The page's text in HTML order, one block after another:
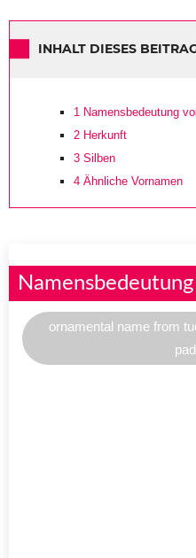
INHALT DIESES
1 Namensbedeutung
2 Herkunft
3 Silben
4 Ähnliche Vornamen
ornamental name from